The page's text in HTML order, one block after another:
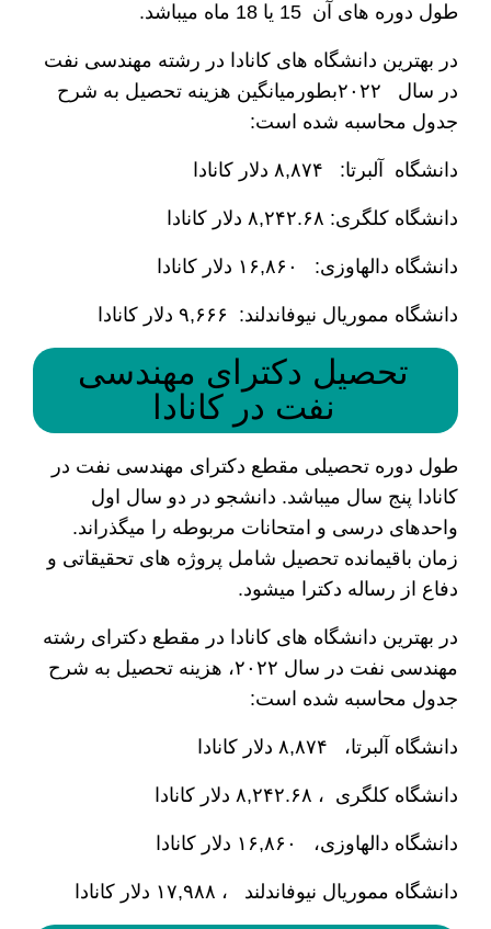
طول دوره های آن 15 یا 18 ماه می­باشد.
در بهترین دانشگاه های کانادا در رشته مهندسی نفت
در سال ۲۰۲۲بطورمیانگین هزینه تحصیل به شرح
جدول محاسبه شده است:
دانشگاه آلبرتا: ۸,۸۷۴ دلار کانادا
دانشگاه کلگری: ۸,۲۴۲.۶۸ دلار کانادا
دانشگاه دالهاوزی: ۱۶,۸۶۰ دلار کانادا
دانشگاه مموریال نیوفاندلند: ۹,۶۶۶ دلار کانادا
تحصیل دکترای مهندسی
نفت در کانادا
طول دوره تحصیلی مقطع دکترای مهندسی نفت در
کانادا پنج سال می­باشد. دانشجو در دو سال اول
واحدهای درسی و امتحانات مربوطه را می­گذراند.
زمان باقیمانده تحصیل شامل پروژه های تحقیقاتی و
دفاع از رساله دکترا می­شود.
در بهترین دانشگاه های کانادا در مقطع دکترای رشته
مهندسی نفت در سال ۲۰۲۲، هزینه تحصیل به شرح
جدول محاسبه شده است:
دانشگاه آلبرتا، ۸,۸۷۴ دلار کانادا
دانشگاه کلگری ، ۸,۲۴۲.۶۸ دلار کانادا
دانشگاه دالهاوزی، ۱۶,۸۶۰ دلار کانادا
دانشگاه مموریال نیوفاندلند ، ۱۷,۹۸۸ دلار کانادا